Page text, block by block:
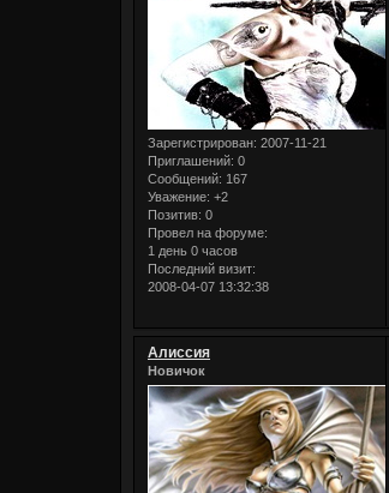
Зарегистрирован: 2007-11-21
Приглашений: 0
Сообщений: 167
Уважение: +2
Позитив: 0
Провел на форуме:
1 день 0 часов
Последний визит:
2008-04-07 13:32:38
Алиссия
Новичок